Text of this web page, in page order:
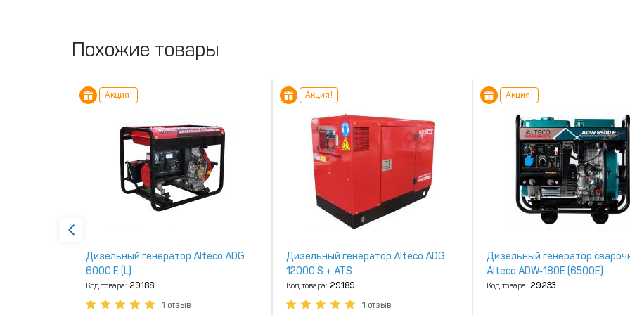
Похожие товары
Акция!
Дизельный генератор Alteco ADG
6000 Е (L)
Код товара: 29188
1 отзыв
Акция!
Дизельный генератор Alteco ADG
12000 S + ATS
Код товара: 29189
1 отзыв
Акция!
Дизельный генератор
Alteco ADW‑180E (6500Е)
Код товара: 29233